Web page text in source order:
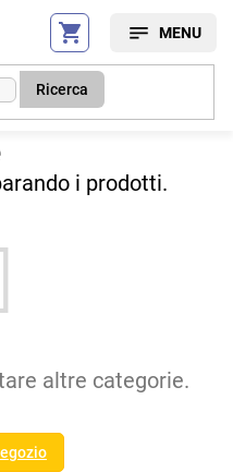
Ricerca
i prodotti.
altre categorie.